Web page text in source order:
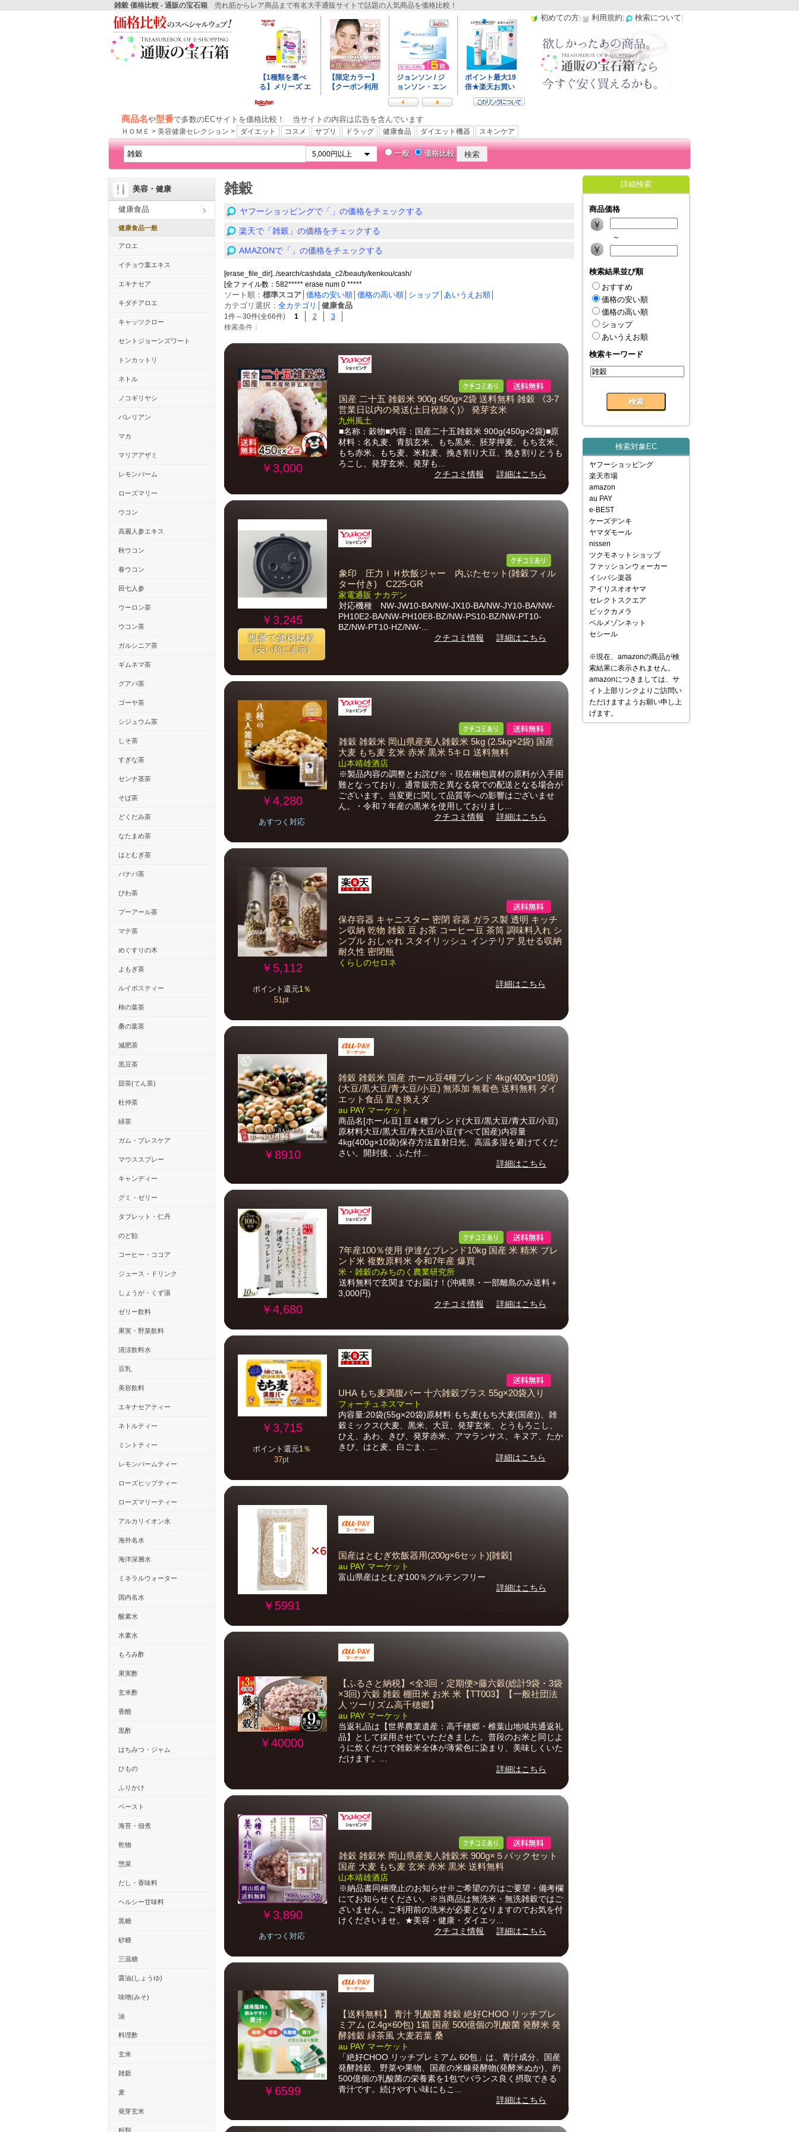
雑穀 価格比較 - 通販の宝石箱 売れ筋からレア商品まで有名大手通販サイトで話題の人気商品を価格比較！
初めての方 利用規約 検索について
商品名や型番で多数のECサイトを価格比較！ 当サイトの内容は広告を含んでいます
ＨＯＭＥ > 美容健康セレクション > ダイエット コスメ サプリ ドラッグ 健康食品 ダイエット機器 スキンケア
一般 価格比較
美容・健康
健康食品
健康食品一般
アロエ
イチョウ葉エキス
エキナセア
キダチアロエ
キャッツクロー
セントジョーンズワート
トンカットリ
ネトル
ノコギリヤシ
バレリアン
マカ
マリアアザミ
レモンバーム
ローズマリー
ウコン
高麗人参エキス
秋ウコン
春ウコン
田七人参
ウーロン茶
ウコン茶
ガルシニア茶
ギムネマ茶
グアバ茶
ゴーヤ茶
シジュウム茶
しそ茶
すぎな茶
センナ茎茶
そば茶
どくだみ茶
なたまめ茶
はとむぎ茶
バナバ茶
びわ茶
プーアール茶
マテ茶
めぐすりの木
よもぎ茶
ルイボスティー
柿の葉茶
桑の葉茶
減肥茶
黒豆茶
甜茶(てん茶)
杜仲茶
緑茶
ガム・ブレスケア
マウススプレー
キャンディー
グミ・ゼリー
タブレット・仁丹
のど飴
コーヒー・ココア
ジュース・ドリンク
しょうが・くず湯
ゼリー飲料
果実・野菜飲料
清涼飲料水
豆乳
美容飲料
エキナセアティー
ネトルティー
ミントティー
レモンバームティー
ローズヒップティー
ローズマリーティー
アルカリイオン水
海外名水
海洋深層水
ミネラルウォーター
国内名水
酸素水
水素水
もろみ酢
果実酢
玄米酢
香醋
黒酢
はちみつ・ジャム
ひもの
ふりかけ
ペースト
海苔・佃煮
乾物
惣菜
だし・香味料
ヘルシー甘味料
黒糖
砂糖
三温糖
醤油(しょうゆ)
味噌(みそ)
油
料理酢
玄米
雑穀
麦
発芽玄米
粉類
雑穀
ヤフーショッピングで「」の価格をチェックする
楽天で「雑穀」の価格をチェックする
AMAZONで「」の価格をチェックする
[erase_file_dir]../search/cashdata_c2/beauty/kenkou/cash/
[全ファイル数：582***** erase num 0 *****
ソート順： 標準スコア 価格の安い順 価格の高い順 ショップ│ あいうえお順
カテゴリ選択： 全カテゴリ 健康食品
1件～30件(全66件) 1 2
3
検索条件：
￥3,000
国産 二十五 雑穀米 900g 450g×2袋 送料無料 雑穀 《3-7
営業日以内の発送(土日祝除く)》 発芽玄米
九州風土
■名称：穀物■内容：国産二十五雑穀米 900g(450g×2袋)■原
材料：名丸麦、青肌玄米、もち黒米、胚芽押麦、もち玄米、
もち赤米、もち麦、米粒麦、挽き割り大豆、挽き割りとうも
ろこし、発芽玄米、発芽も...
クチコミ情報
詳細はこちら
￥3,245
型番で価格比較
(安い順に表示)
象印 圧力ＩＨ炊飯ジャー 内ぶたセット(雑穀フィル
ター付き) C225-GR
家電通販 ナカデン
対応機種 NW-JW10-BA/NW-JX10-BA/NW-JY10-BA/NW-
PH10E2-BA/NW-PH10E8-BZ/NW-PS10-BZ/NW-PT10-
BZ/NW-PT10-HZ/NW-...
クチコミ情報
詳細はこちら
￥4,280
あすつく対応
雑穀 雑穀米 岡山県産美人雑穀米 5kg (2.5kg×2袋) 国産
大麦 もち麦 玄米 赤米 黒米 5キロ 送料無料
山本靖雄酒店
※製品内容の調整とお詫び※・現在梱包資材の原料が入手困
難となっており、通常販売と異なる袋での配送となる場合が
ございます。当変更に関して品質等への影響はございませ
ん。・令和７年産の黒米を使用しておりまし...
クチコミ情報
詳細はこちら
￥5,112
ポイント還元1％
51pt
保存容器 キャニスター 密閉 容器 ガラス製 透明 キッチ
ン収納 乾物 雑穀 豆 お茶 コーヒー豆 茶筒 調味料入れ シ
ンプル おしゃれ スタイリッシュ インテリア 見せる収納
耐久性 密閉瓶
くらしのセロネ
詳細はこちら
￥8910
雑穀 雑穀米 国産 ホール豆4種ブレンド 4kg(400g×10袋)
(大豆/黒大豆/青大豆/小豆) 無添加 無着色 送料無料 ダイ
エット食品 置き換えダ
au PAY マーケット
商品名[ホール豆] 豆４種ブレンド(大豆/黒大豆/青大豆/小豆)
原材料大豆/黒大豆/青大豆/小豆(すべて国産)内容量
4kg(400g×10袋)保存方法直射日光、高温多湿を避けてくだ
さい。開封後、ふた付...
詳細はこちら
￥4,680
7年産100％使用 伊達なブレンド10kg 国産 米 精米 ブレ
ンド米 複数原料米 令和7年産 爆買
米・雑穀のみちのく農業研究所
送料無料で玄関までお届け！(沖縄県・一部離島のみ送料＋
3,000円)
クチコミ情報
詳細はこちら
￥3,715
ポイント還元1％
37pt
UHA もち麦満腹バー 十六雑穀プラス 55g×20袋入り
フォーチュネスマート
内容量:20袋(55g×20袋)原材料:もち麦(もち大麦(国産))、雑
穀ミックス(大麦、黒米、大豆、発芽玄米、とうもろこし、
ひえ、あわ、きび、発芽赤米、アマランサス、キヌア、たか
きび、はと麦、白ごま、...
詳細はこちら
￥5991
国産はとむぎ炊飯器用(200g×6セット)[雑穀]
au PAY マーケット
富山県産はとむぎ100％グルテンフリー
詳細はこちら
￥40000
【ふるさと納税】<全3回・定期便>藤六穀(総計9袋・3袋
×3回) 六穀 雑穀 棚田米 お米 米【TT003】【一般社団法
人 ツーリズム高千穂郷】
au PAY マーケット
当返礼品は【世界農業遺産：高千穂郷・椎葉山地域共通返礼
品】として採用させていただきました。普段のお米と同じよ
うに炊くだけで雑穀米全体が薄紫色に染まり、美味しくいた
だけます。...
詳細はこちら
￥3,890
あすつく対応
雑穀 雑穀米 岡山県産美人雑穀米 900g×５パックセット
国産 大麦 もち麦 玄米 赤米 黒米 送料無料
山本靖雄酒店
※納品書同梱廃止のお知らせ※ご希望の方はご要望・備考欄
にてお知らせください。※当商品は無洗米・無洗雑穀ではご
ざいません。ご利用前の洗米が必要となりますのでお気を付
けくださいませ。★美容・健康・ダイエッ...
クチコミ情報
詳細はこちら
￥6599
【送料無料】 青汁 乳酸菌 雑穀 絶好CHOO リッチプレ
ミアム (2.4g×60包) 1箱 国産 500億個の乳酸菌 発酵米 発
酵雑穀 緑茶風 大麦若葉 桑
au PAY マーケット
「絶好CHOO リッチプレミアム 60包」は、青汁成分、国産
発酵雑穀、野菜や果物、国産の米糠発酵物(発酵米ぬか)、約
500億個の乳酸菌の栄養素を1包でバランス良く摂取できる
青汁です。続けやすい味にもこ...
詳細はこちら
詳細検索
商品価格
～
検索結果並び順
おすすめ
価格の安い順
価格の高い順
ショップ
あいうえお順
検索キーワード
検索対象EC
ヤフーショッピング
楽天市場
amazon
au PAY
e-BEST
ケーズデンキ
ヤマダモール
nissen
ツクモネットショップ
ファッションウォーカー
イシバシ楽器
アイリスオオヤマ
セレクトスクエア
ビックカメラ
ベルメゾンネット
セシール
※現在、amazonの商品が検
索結果に表示されません。
amazonにつきましては、サ
イト上部リンクよりご訪問い
ただけますようお願い申し上
げます。